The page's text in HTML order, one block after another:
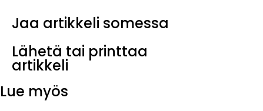
Jaa artikkeli somessa
Lähetä tai printtaa
artikkeli
Lue myös